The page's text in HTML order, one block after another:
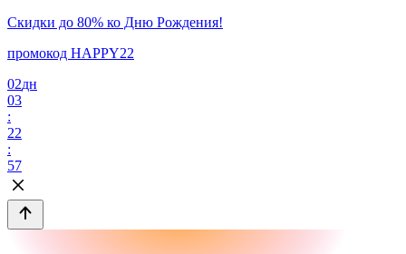
Скидки до 80% ко Дню Рождения!
промокод HAPPY22
02дн
03
:
22
:
57